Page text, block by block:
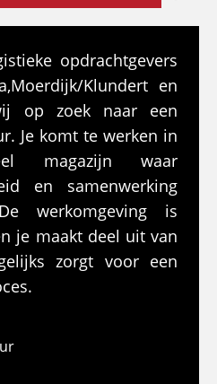
opdrachtgevers
Klundert en
op zoek naar een
Je komt te werken in
magazijn waar
en samenwerking
werkomgeving is
je maakt deel uit van
zorgt voor een